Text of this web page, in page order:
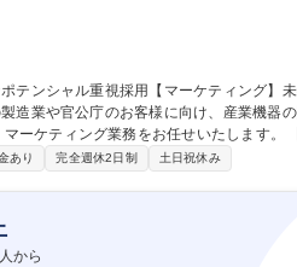
業務をお任せいたします。 【業務詳細】※スキル/経験
■業界の動向、ニーズ、競合状況に基づ
あり 完全週休2日制 土日祝休み
から